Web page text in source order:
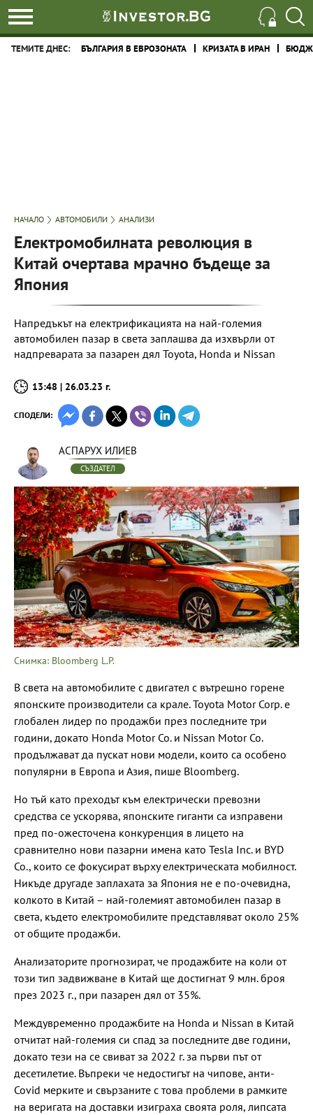
ТЕМИТЕ ДНЕС: БЪЛГАРИЯ В ЕВРОЗОНАТА КРИЗАТА В ИРАН
НАЧАЛО АВТОМОБИЛИ АНАЛИЗИ
Електромобилната революция в
Китай очертава мрачно бъдеще за
Япония
Напредъкът на електрификацията на най-големия
автомобилен пазар в света заплашва да изхвърли от
надпреварата за пазарен дял Toyota, Honda и Nissan
13:48 | 26.03.23 г.
СПОДЕЛИ:
АСПАРУХ ИЛИЕВ
СЪЗДАТЕЛ
Снимка: Bloomberg L.P.
В света на автомобилите с двигател с вътрешно горене
японските производители са крале. Toyota Motor Corp. е
глобален лидер по продажби през последните три
години, докато Honda Motor Co. и Nissan Motor Co.
продължават да пускат нови модели, които са особено
популярни в Европа и Азия, пише Bloomberg.
Но тъй като преходът към електрически превозни
средства се ускорява, японските гиганти са изправени
пред по-ожесточена конкуренция в лицето на
сравнително нови пазарни имена като Tesla Inc. и BYD
Co., които се фокусират върху електрическата мобилност.
Никъде другаде заплахата за Япония не е по-очевидна,
колкото в Китай – най-големият автомобилен пазар в
света, където електромобилите представляват около 25%
от общите продажби.
Анализаторите прогнозират, че продажбите на коли от
този тип задвижване в Китай ще достигнат 9 млн. броя
през 2023 г., при пазарен дял от 35%.
Междувременно продажбите на Honda и Nissan в Китай
отчитат най-големия си спад за последните две години,
докато тези на се свиват за 2022 г. за първи път от
десетилетие. Въпреки че недостигът на чипове, анти-
Covid мерките и свързаните с това проблеми в рамките
на веригата на доставки изиграха своята роля, липсата